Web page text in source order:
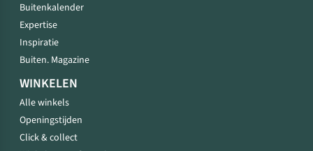
Buitenkalender
Expertise
Inspiratie
Buiten. Magazine
WINKELEN
Alle winkels
Openingstijden
Click & collect